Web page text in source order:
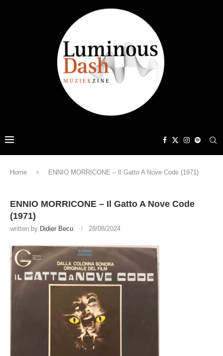
Home ENNIO MORRICONE – Il Gatto A Nove Code (1971)
ENNIO MORRICONE – Il Gatto A Nove Code
(1971)
written by Didier Becu 28/08/2024